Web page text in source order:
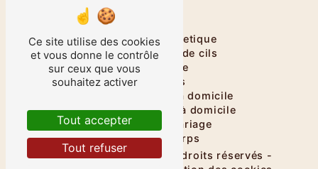
Massage énergetique
Rehaussement de cils
Maquillage
Épilations
Salon esthétique à domicile
Institut de beauté à domicile
Maquillage mariage
Soins du corps
Vistalid- 2026 - Tous droits réservés -
Ce site utilise des cookies
et vous donne le contrôle
sur ceux que vous
souhaitez activer
Tout accepter
Tout refuser